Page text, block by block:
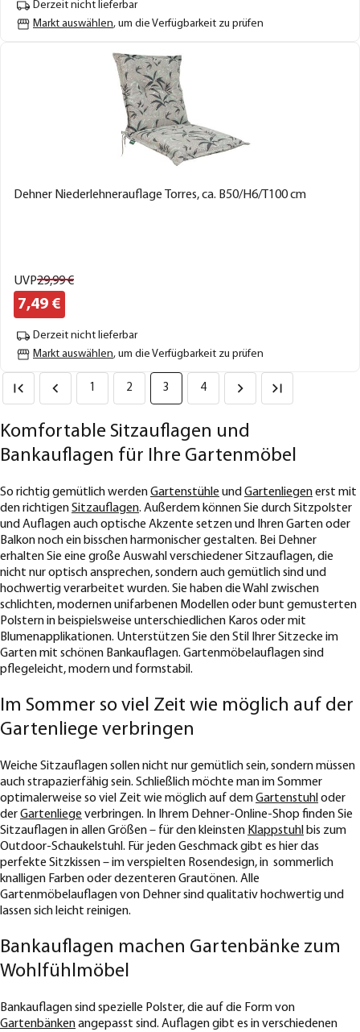
Derzeit nicht lieferbar
Markt auswählen, um die Verfügbarkeit zu prüfen
Dehner Niederlehnerauflage Torres, ca. B50/H6/T100 cm
UVP29,99€
7,49 €
Derzeit nicht lieferbar
Markt auswählen, um die Verfügbarkeit zu prüfen
1 2 3 4
Komfortable Sitzauflagen und
Bankauflagen für Ihre Gartenmöbel
So richtig gemütlich werdenGartenstühle undGartenliegenerst mit
den richtigenSitzauflagen. Außerdem können Sie durch Sitzpolster
und Auflagen auch optische Akzente setzen und Ihren Garten oder
Balkon noch ein bisschen harmonischer gestalten. Bei Dehner
erhalten Sie eine große Auswahl verschiedener Sitzauflagen, die
nicht nur optisch ansprechen, sondern auch gemütlich sind und
hochwertig verarbeitet wurden. Sie haben die Wahl zwischen
schlichten, modernen unifarbenen Modellen oder bunt gemusterten
Polstern in beispielsweise unterschiedlichen Karos oder mit
Blumenapplikationen. Unterstützen Sie den Stil Ihrer Sitzecke im
Garten mit schönen Bankauflagen. Gartenmöbelauflagen sind
pflegeleicht, modern und formstabil.
Im Sommer so viel Zeit wie möglich auf der
Gartenliege verbringen
Weiche Sitzauflagen sollen nicht nur gemütlich sein, sondern müssen
auch strapazierfähig sein. Schließlich möchte man im Sommer
optimalerweise so viel Zeit wie möglich auf demGartenstuhl oder
derGartenliege verbringen. In Ihrem Dehner-Online-Shop finden Sie
Sitzauflagen in allen Größen – für den kleinsten Klappstuhl bis zum
Outdoor-Schaukelstuhl. Für jeden Geschmack gibt es hier das
perfekte Sitzkissen – im verspielten Rosendesign, in sommerlich
knalligen Farben oder dezenteren Grautönen. Alle
Gartenmöbelauflagen von Dehner sind qualitativ hochwertig und
lassen sich leicht reinigen.
Bankauflagen machen Gartenbänke zum
Wohlfühlmöbel
Bankauflagen sind spezielle Polster, die auf die Form von
Gartenbänkenangepasst sind. Auflagen gibt es in verschiedenen